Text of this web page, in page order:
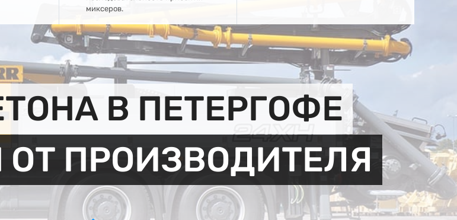
миксеров.
В ПЕТЕРГОФЕ
ОТ ПРОИЗВОДИТЕЛЯ